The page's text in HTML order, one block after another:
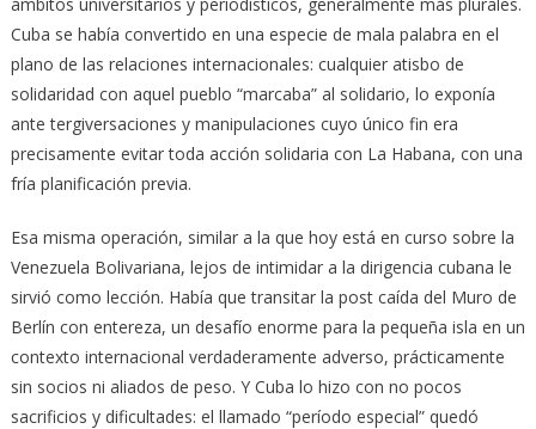
Cuba se había convertido en una especie de mala palabra en el
plano de las relaciones internacionales: cualquier atisbo de
solidaridad con aquel pueblo “marcaba” al solidario, lo exponía
ante tergiversaciones y manipulaciones cuyo único fin era
precisamente evitar toda acción solidaria con La Habana, con una
fría planificación previa.
Esa misma operación, similar a la que hoy está en curso sobre la
Venezuela Bolivariana, lejos de intimidar a la dirigencia cubana le
sirvió como lección. Había que transitar la post caída del Muro de
Berlín con entereza, un desafío enorme para la pequeña isla en un
contexto internacional verdaderamente adverso, prácticamente
sin socios ni aliados de peso. Y Cuba lo hizo con no pocos
sacrificios y dificultades: el llamado “período especial” quedó